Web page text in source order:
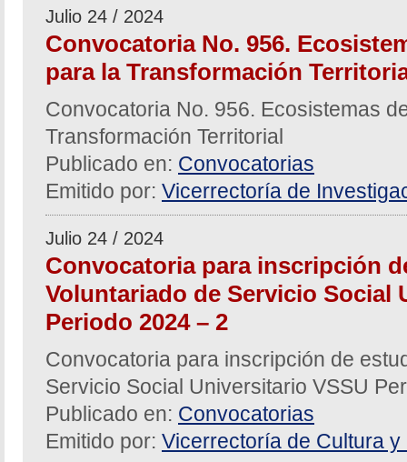
Julio 24 / 2024
Convocatoria No. 956.
para la Transformación
Convocatoria No. 956. Ecosistemas
Transformación Territorial
Publicado en: Convocatorias
Emitido por: Vicerrectoría de
Julio 24 / 2024
Convocatoria para inscripción
Voluntariado de Servicio Social
Periodo 2024 – 2
Convocatoria para inscripción de
Servicio Social Universitario VSSU
Publicado en: Convocatorias
Emitido por: Vicerrectoría de Cultura y